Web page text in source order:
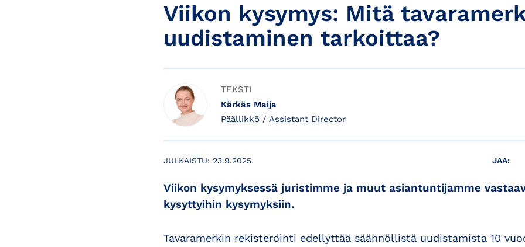
Viikon kysymys: Mitä
uudistaminen tarkoittaa?
TEKSTI
Kärkäs Maija
Päällikkö / Assistant Director
JULKAISTU: 23.9.2025 JAA:
Viikon kysymyksessä juristimme ja muut asiantuntijamme
kysyttyihin kysymyksiin.
Tavaramerkin rekisteröinti edellyttää säännöllistä uudistamista 10